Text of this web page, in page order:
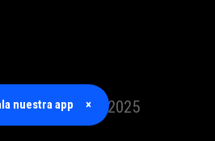
2025
nuestra app ×